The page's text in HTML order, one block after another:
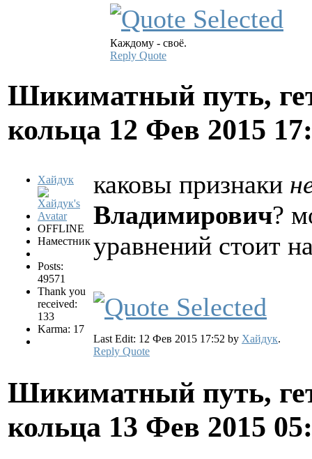
Каждому - своё.
Reply Quote
Шикиматный путь,
кольца 12 Фев 2015
Хайдук
OFFLINE
Наместник
Posts:
49571
Thank you
received:
133
Karma: 17
каковы признаки
Владимирович?
уравнений стоит
Last Edit: 12 Фев 2015 17:52 by Хайдук.
Reply Quote
Шикиматный путь,
кольца 13 Фев 2015